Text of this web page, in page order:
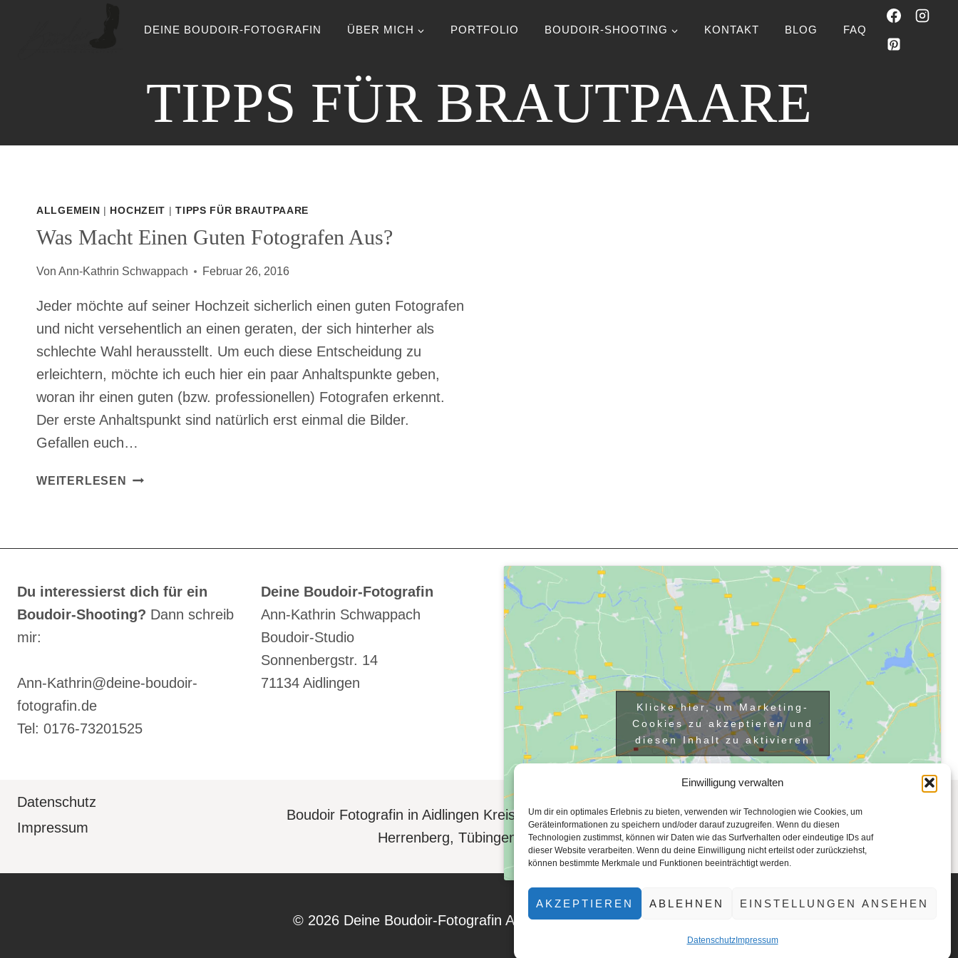
Einwilligung verwalten
Um dir ein optimales Erlebnis zu bieten, verwenden wir Technologien wie Cookies, um
Geräteinformationen zu speichern und/oder darauf zuzugreifen. Wenn du diesen
Technologien zustimmst, können wir Daten wie das Surfverhalten oder eindeutige IDs auf
dieser Website verarbeiten. Wenn du deine Einwilligung nicht erteilst oder zurückziehst,
können bestimmte Merkmale und Funktionen beeinträchtigt werden.
AKZEPTIEREN ABLEHNEN EINSTELLUNGEN ANSEHEN
DatenschutzImpressum
DEINE BOUDOIR-FOTOGRAFIN ÜBER MICH PORTFOLIO BOUDOIR-SHOOTING KONTAKT BLOG FAQ
TIPPS FÜR BRAUTPAARE
ALLGEMEIN | HOCHZEIT |TIPPS FÜR BRAUTPAARE
Was Macht Einen Guten Fotografen Aus?
Von Ann-Kathrin Schwappach Februar 26, 2016
Jeder möchte auf seiner Hochzeit sicherlich einen guten Fotografen
und nicht versehentlich an einen geraten, der sich hinterher als
schlechte Wahl herausstellt. Um euch diese Entscheidung zu
erleichtern, möchte ich euch hier ein paar Anhaltspunkte geben,
woran ihr einen guten (bzw. professionellen) Fotografen erkennt.
Der erste Anhaltspunkt sind natürlich erst einmal die Bilder.
Gefallen euch…
WEITERLESEN
WAS
FOTOGRAFEN
Du interessierst dich für ein
Boudoir-Shooting? Dann schreib
mir:
Ann-Kathrin@deine-boudoir-
fotografin.de
Tel: 0176-73201525
Deine Boudoir-Fotografin
Ann-Kathrin Schwappach
Boudoir-Studio
Sonnenbergstr. 14
71134 Aidlingen
Klicke hier, um Marketing-
Cookies zu akzeptieren und
diesen Inhalt zu aktivieren
Datenschutz
Impressum
Boudoir Fotografin in Aidlingen Kreis Böblingen, Sindelfingen,
Herrenberg, Tübingen, Stuttgart
© 2026 Deine Boudoir-Fotografin Ann-Kathrin Schwappach